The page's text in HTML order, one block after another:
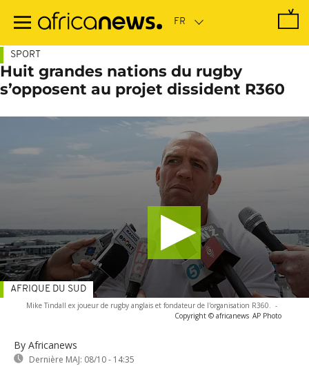
contenu
SPORT
Huit grandes nations du rugby
s’opposent au projet dissident R360
Mike Tindall ex joueur de rugby anglais et fondateur de l'organisation R360. -
Copyright © africanews AP Photo
By Africanews
Dernière MAJ: 08/10 - 14:35
AFRIQUE DU SUD